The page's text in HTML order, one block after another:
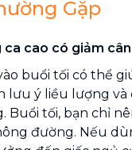
Gặp
ca cao có giảm
buổi tối có thể
lưu ý liều lượng và
Buổi tối, bạn chỉ
đường. Nếu